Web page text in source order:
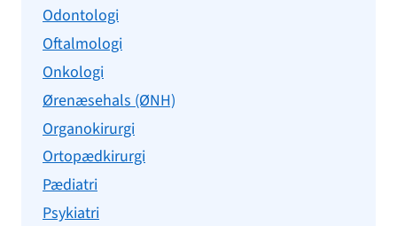
Odontologi
Oftalmologi
Onkologi
Ørenæsehals (ØNH)
Organokirurgi
Ortopædkirurgi
Pædiatri
Psykiatri